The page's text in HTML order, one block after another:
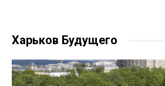
Харьков Будущего